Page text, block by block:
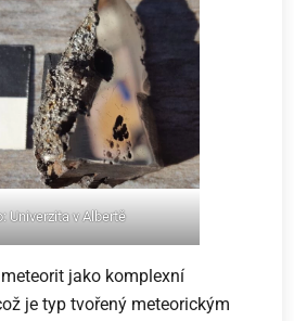
Univerzita v Albertě
jako komplexní
je typ tvořený meteorickým